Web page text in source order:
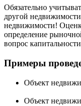
Обязательно
другой
недвижимости!
определение
вопрос
Примеры
Объект
Объект